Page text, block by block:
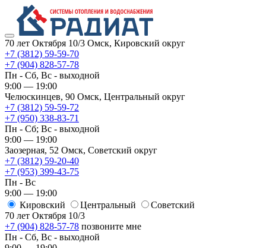
70 лет Октября 10/3 Омск, Кировский округ
+7 (3812) 59-59-70
+7 (904) 828-57-78
Пн - Сб, Вс - выходной
9:00 — 19:00
Челюскинцев, 90 Омск, ​Центральный округ
+7 (3812) 59-59-72
+7 (950) 338-83-71
Пн - Сб; Вс - выходной
9:00 — 19:00
Заозерная, 52 Омск, ​Советский округ
+7 (3812) 59-20-40
+7 (953) 399-43-75
Пн - Вс
9:00 — 19:00
Кировский
​Центральный
​Советский
70 лет Октября 10/3
+7 (904) 828-57-78 позвоните мне
Пн - Сб, Вс - выходной